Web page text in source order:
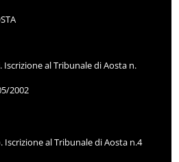
al Tribunale di Aosta n.
2002
Iscrizione al Tribunale di Aosta n.4